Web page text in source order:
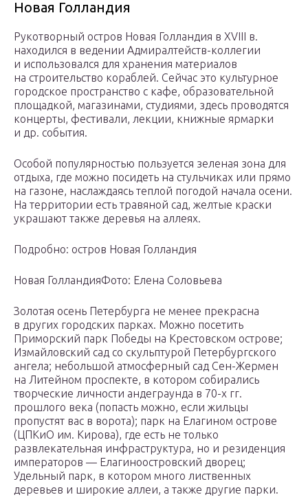
Новая Голландия
Рукотворный остров Новая Голландия в XVIII в.
находился в ведении Адмиралтейств-коллегии
и использовался для хранения материалов
на строительство кораблей. Сейчас это культурное
городское пространство с кафе, образовательной
площадкой, магазинами, студиями, здесь проводятся
концерты, фестивали, лекции, книжные ярмарки
и др. события.
Особой популярностью пользуется зеленая зона для
отдыха, где можно посидеть на стульчиках или прямо
на газоне, наслаждаясь теплой погодой начала осени.
На территории есть травяной сад, желтые краски
украшают также деревья на аллеях.
Подробно: остров Новая Голландия
Новая ГолландияФото: Елена Соловьева
Золотая осень Петербурга не менее прекрасна
в других городских парках. Можно посетить
Приморский парк Победы на Крестовском острове;
Измайловский сад со скульптурой Петербургского
ангела; небольшой атмосферный сад Сен-Жермен
на Литейном проспекте, в котором собирались
творческие личности андеграунда в 70-х гг.
прошлого века (попасть можно, если жильцы
пропустят вас в ворота); парк на Елагином острове
(ЦПКиО им. Кирова), где есть не только
развлекательная инфраструктура, но и резиденция
императоров — Елагиноостровский дворец;
Удельный парк, в котором много лиственных
деревьев и широкие аллеи, а также другие парки.